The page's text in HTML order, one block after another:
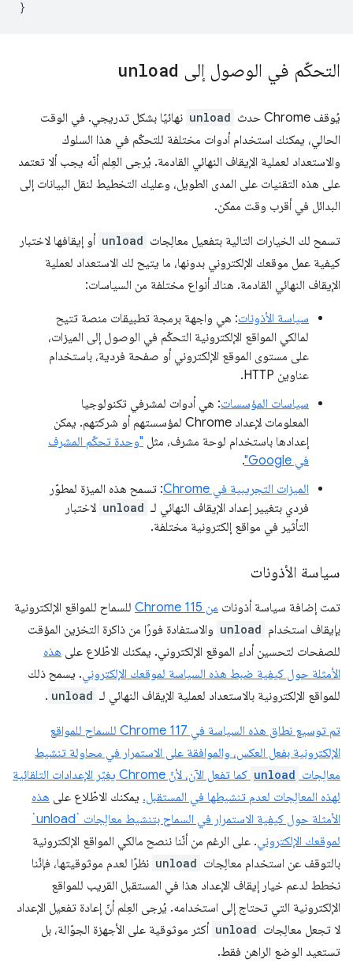
}
التحكّم في الوصول إلى unload
يُوقف Chrome حدث unload نهائيًا بشكل تدريجي. في الوقت
الحالي، يمكنك استخدام أدوات مختلفة للتحكّم في هذا السلوك
والاستعداد لعملية الإيقاف النهائي القادمة. يُرجى العِلم أنّه يجب ألا تعتمد
على هذه التقنيات على المدى الطويل، وعليك التخطيط لنقل البيانات إلى
البدائل في أقرب وقت ممكن.
تسمح لك الخيارات التالية بتفعيل معالِجات unload أو إيقافها لاختبار
كيفية عمل موقعك الإلكتروني بدونها، ما يتيح لك الاستعداد لعملية
الإيقاف النهائي القادمة. هناك أنواع مختلفة من السياسات:
سياسة الأذونات: هي واجهة برمجة تطبيقات منصة تتيح
لمالكي المواقع الإلكترونية التحكّم في الوصول إلى الميزات،
على مستوى الموقع الإلكتروني أو صفحة فردية، باستخدام
عناوين HTTP.
سياسات المؤسسات: هي أدوات لمشرفي تكنولوجيا
المعلومات لإعداد Chrome لمؤسستهم أو شركتهم. يمكن
إعدادها باستخدام لوحة مشرف، مثل "وحدة تحكّم المشرف
في Google"
.
الميزات التجريبية في Chrome
: تسمح هذه الميزة لمطوّر
فردي بتغيير إعداد الإيقاف النهائي لـ unload لاختبار
التأثير في مواقع إلكترونية مختلفة.
سياسة الأذونات
تمت إضافة سياسة أذونات من Chrome 115
للسماح للمواقع الإلكترونية
بإيقاف استخدام unload والاستفادة فورًا من ذاكرة التخزين المؤقت
للصفحات لتحسين أداء الموقع الإلكتروني. يمكنك الاطّلاع على هذه
الأمثلة حول كيفية ضبط هذه السياسة لموقعك الإلكتروني. يسمح ذلك
للمواقع الإلكترونية بالاستعداد لعملية الإيقاف النهائي لـ unload
.
تم توسيع نطاق هذه السياسة في Chrome 117 للسماح للمواقع
الإلكترونية بفعل العكس، والموافقة على الاستمرار في محاولة تنشيط
معالِجات unload
كما تفعل الآن، لأنّ Chrome يغيّر الإعدادات التلقائية
لهذه المعالِجات لعدم تنشيطها في المستقبل. يمكنك الاطّلاع على هذه
الأمثلة حول كيفية الاستمرار في السماح بتنشيط معالِجات `unload`
لموقعك الإلكتروني. على الرغم من أنّنا ننصح مالكي المواقع الإلكترونية
بالتوقف عن استخدام معالِجات unload نظرًا لعدم موثوقيتها، فإنّنا
نخطط لدعم خيار إيقاف الإعداد هذا في المستقبل القريب للمواقع
الإلكترونية التي تحتاج إلى استخدامه. يُرجى العِلم أنّ إعادة تفعيل الإعداد
لا تجعل معالِجات unload أكثر موثوقية على الأجهزة الجوّالة، بل
تستعيد الوضع الراهن فقط.